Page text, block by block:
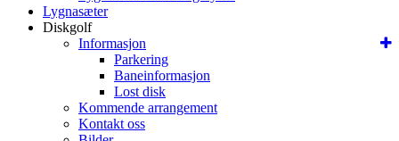
Lygnasæter
Diskgolf
Informasjon
Parkering
Baneinformasjon
Lost disk
Kommende arrangement
Kontakt oss